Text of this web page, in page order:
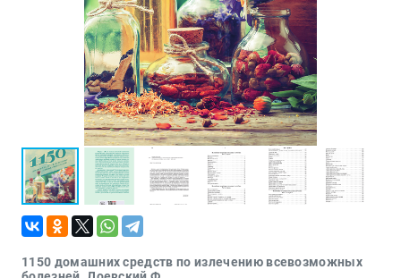
1150 домашних средств по излечению всевозможных
Учебная
литература
Фольклор
будущего
Публицистика
Коллекционные
издания
Тайное и
непознанное